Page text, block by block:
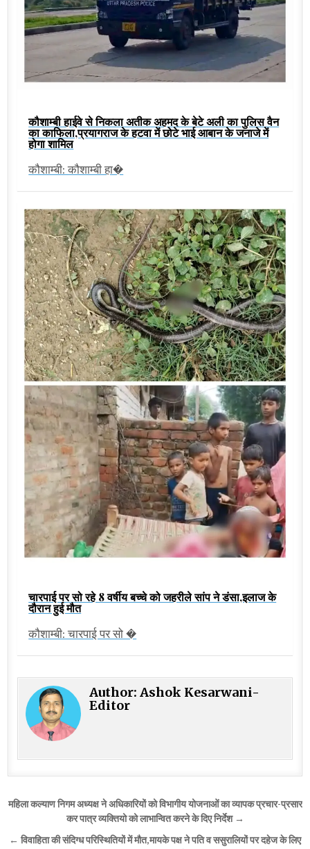
कौशाम्बी हाईवे से निकला अतीक अहमद के बेटे अली का पुलिस वैन
का काफिला,प्रयागराज के हटवा में छोटे भाई आबान के जनाजे में
होगा शामिल
कौशाम्बी: कौशाम्बी हा�
चारपाई पर सो रहे 8 वर्षीय बच्चे को जहरीले सांप ने डंसा,इलाज के
दौरान हुई मौत
कौशाम्बी: चारपाई पर सो �
Author:Ashok Kesarwani-
Editor
Post
navigation
महिला कल्याण निगम अध्यक्ष ने अधिकारियों को विभागीय योजनाओं का व्यापक प्रचार-प्रसार
कर पात्र व्यक्तियो को लाभान्वित करने के दिए निर्देश →
← विवाहिता की संदिग्ध परिस्थितियों में मौत,मायके पक्ष ने पति व ससुरालियों पर दहेज के लिए